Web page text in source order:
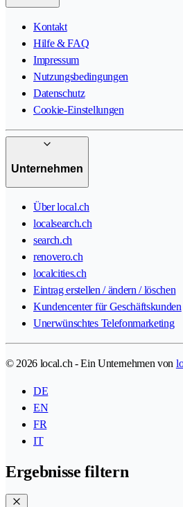
Kontakt
Hilfe & FAQ
Impressum
Nutzungsbedingungen
Datenschutz
Cookie-Einstellungen
Unternehmen
Über local.ch
localsearch.ch
search.ch
renovero.ch
localcities.ch
Eintrag erstellen / ändern / löschen
Kundencenter für Geschäftskunden
Unerwünschtes Telefonmarketing
© 2026 local.ch - Ein Unternehmen von
DE
EN
FR
IT
Ergebnisse filtern